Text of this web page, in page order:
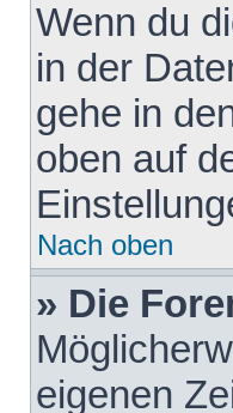
Wenn du
in der
gehe in
oben auf
Nach oben
» Die
eigenen